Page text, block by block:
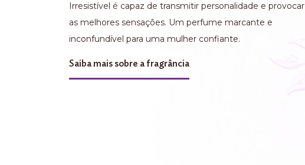
Irresistível é capaz de transmitir personalidade e provocar
as melhores sensações. Um perfume marcante e
inconfundível para uma mulher confiante.
Saiba mais sobre a fragrância